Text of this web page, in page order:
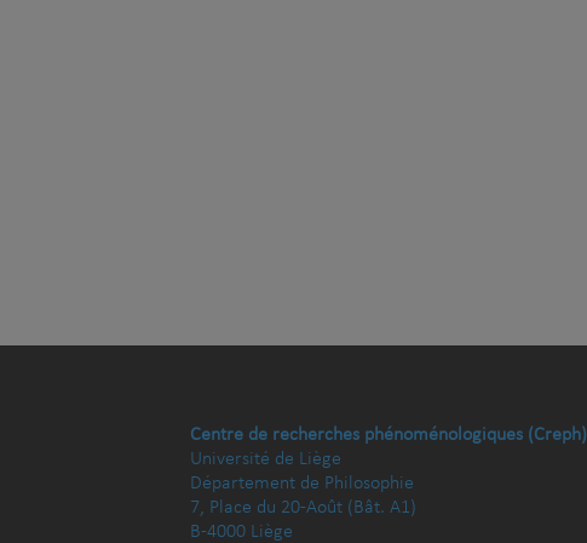
Centre de recherches phénoménologiques (Creph)
Université de Liège
Département de Philosophie
7, Place du 20-Août (Bât. A1)
B-4000 Liège